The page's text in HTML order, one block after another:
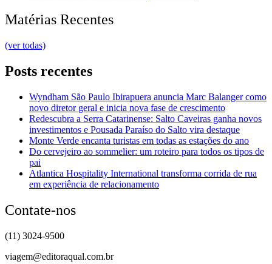
Matérias Recentes
(ver todas)
Posts recentes
Wyndham São Paulo Ibirapuera anuncia Marc Balanger como
novo diretor geral e inicia nova fase de crescimento
Redescubra a Serra Catarinense: Salto Caveiras ganha novos
investimentos e Pousada Paraíso do Salto vira destaque
Monte Verde encanta turistas em todas as estações do ano
Do cervejeiro ao sommelier: um roteiro para todos os tipos de
pai
Atlantica Hospitality International transforma corrida de rua
em experiência de relacionamento
Contate-nos
(11) 3024-9500
viagem@editoraqual.com.br